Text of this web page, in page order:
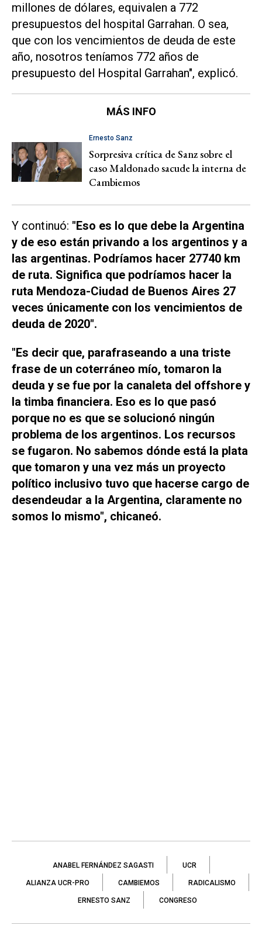
millones de dólares, equivalen a 772
presupuestos del hospital Garrahan. O sea,
que con los vencimientos de deuda de este
año, nosotros teníamos 772 años de
presupuesto del Hospital Garrahan", explicó.
MÁS INFO
Ernesto Sanz
Sorpresiva crítica de Sanz sobre el
caso Maldonado sacude la interna de
Cambiemos
Y continuó: "Eso es lo que debe la Argentina
y de eso están privando a los argentinos y a
las argentinas. Podríamos hacer 27740 km
de ruta. Significa que podríamos hacer la
ruta Mendoza-Ciudad de Buenos Aires 27
veces únicamente con los vencimientos de
deuda de 2020".
"Es decir que, parafraseando a una triste
frase de un coterráneo mío, tomaron la
deuda y se fue por la canaleta del offshore y
la timba financiera. Eso es lo que pasó
porque no es que se solucionó ningún
problema de los argentinos. Los recursos
se fugaron. No sabemos dónde está la plata
que tomaron y una vez más un proyecto
político inclusivo tuvo que hacerse cargo de
desendeudar a la Argentina, claramente no
somos lo mismo", chicaneó.
ANABEL FERNÁNDEZ SAGASTI UCR
ALIANZA UCR-PRO CAMBIEMOS RADICALISMO
ERNESTO SANZ CONGRESO